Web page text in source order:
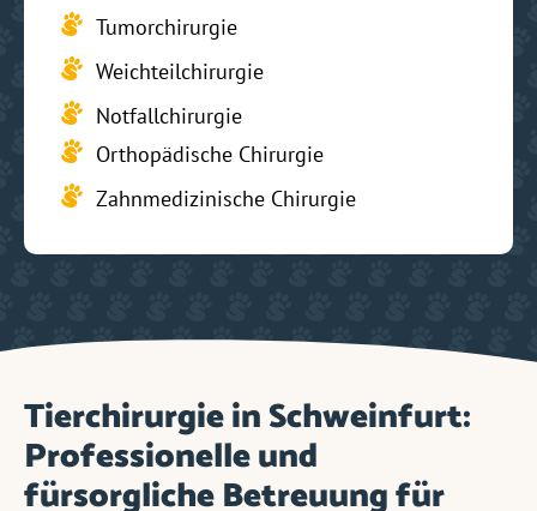
Tumorchirurgie
Weichteilchirurgie
Notfallchirurgie
Orthopädische Chirurgie
Zahnmedizinische Chirurgie
Tierchirurgie in Schweinfurt:
Professionelle und
fürsorgliche Betreuung für